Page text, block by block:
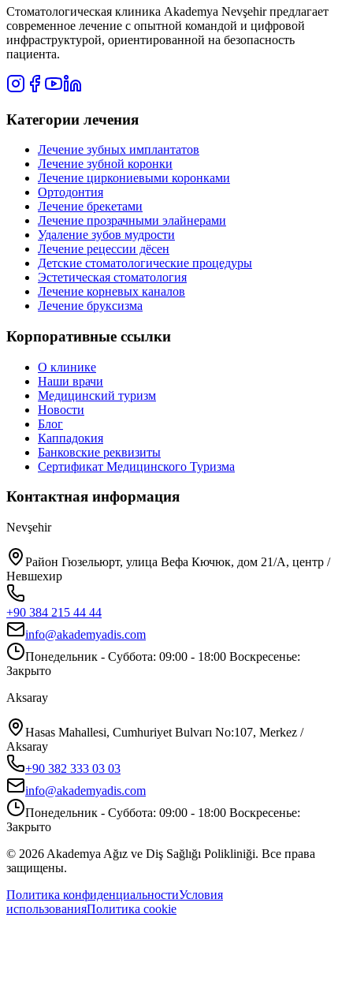
Стоматологическая клиника Akademya Nevşehir предлагает
современное лечение с опытной командой и цифровой
инфраструктурой, ориентированной на безопасность
пациента.
Категории лечения
Лечение зубных имплантатов
Лечение зубной коронки
Лечение циркониевыми коронками
Ортодонтия
Лечение брекетами
Лечение прозрачными элайнерами
Удаление зубов мудрости
Лечение рецессии дёсен
Детские стоматологические процедуры
Эстетическая стоматология
Лечение корневых каналов
Лечение бруксизма
Корпоративные ссылки
О клинике
Наши врачи
Медицинский туризм
Новости
Блог
Каппадокия
Банковские реквизиты
Сертификат Медицинского Туризма
Контактная информация
Nevşehir
Район Гюзельюрт, улица Вефа Кючюк, дом 21/A, центр /
Невшехир
+90 384 215 44 44
info@akademyadis.com
Понедельник - Суббота: 09:00 - 18:00 Воскресенье:
Закрыто
Aksaray
Hasas Mahallesi, Cumhuriyet Bulvarı No:107, Merkez /
Aksaray
+90 382 333 03 03
info@akademyadis.com
Понедельник - Суббота: 09:00 - 18:00 Воскресенье:
Закрыто
© 2026 Akademya Ağız ve Diş Sağlığı Polikliniği. Все права
защищены.
Политика конфиденциальностиУсловия
использованияПолитика cookie